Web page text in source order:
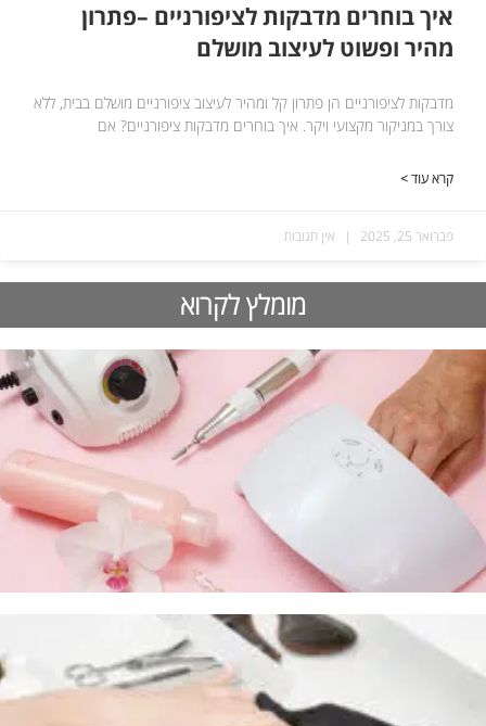
מומלץ לקרוא
איך בוחרים מדבקות לציפורניים –פתרון
מהיר ופשוט לעיצוב מושלם
מדבקות לציפורניים הן פתרון קל ומהיר לעיצוב ציפורניים מושלם בבית, ללא
צורך במניקור מקצועי ויקר. איך בוחרים מדבקות ציפורניים? אם
קרא עוד >
פברואר 25, 2025 אין תגובות